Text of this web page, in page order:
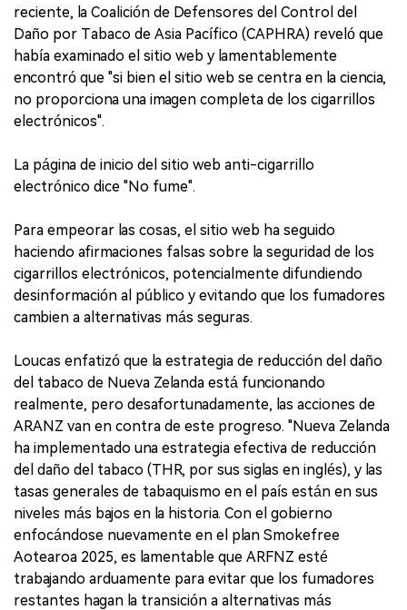
reciente, la Coalición de Defensores del Control del
Daño por Tabaco de Asia Pacífico (CAPHRA) reveló que
había examinado el sitio web y lamentablemente
encontró que "si bien el sitio web se centra en la ciencia,
no proporciona una imagen completa de los cigarrillos
electrónicos".
La página de inicio del sitio web anti-cigarrillo
electrónico dice "No fume".
Para empeorar las cosas, el sitio web ha seguido
haciendo afirmaciones falsas sobre la seguridad de los
cigarrillos electrónicos, potencialmente difundiendo
desinformación al público y evitando que los fumadores
cambien a alternativas más seguras.
Loucas enfatizó que la estrategia de reducción del daño
del tabaco de Nueva Zelanda está funcionando
realmente, pero desafortunadamente, las acciones de
ARANZ van en contra de este progreso. "Nueva Zelanda
ha implementado una estrategia efectiva de reducción
del daño del tabaco (THR, por sus siglas en inglés), y las
tasas generales de tabaquismo en el país están en sus
niveles más bajos en la historia. Con el gobierno
enfocándose nuevamente en el plan Smokefree
Aotearoa 2025, es lamentable que ARFNZ esté
trabajando arduamente para evitar que los fumadores
restantes hagan la transición a alternativas más